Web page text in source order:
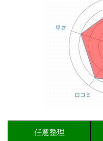
任意整理